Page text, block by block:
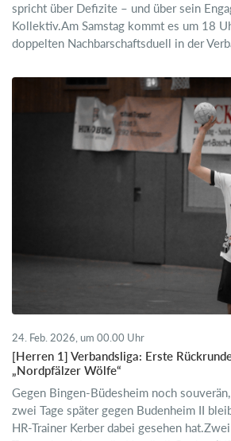
spricht über Defizite – und über sein
Kollektiv.Am Samstag kommt es um 18
doppelten Nachbarschaftsduell in der
24. Feb. 2026, um 00.00 Uhr
[Herren 1] Verbandsliga: Erste
„Nordpfälzer Wölfe“
Gegen Bingen-Büdesheim noch
zwei Tage später gegen Budenheim II
HR-Trainer Kerber dabei gesehen